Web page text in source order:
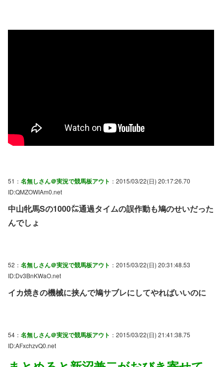
51： 名無しさん＠実況で競馬板アウト ：2015/03/22(日) 20:17:26.70
ID:QMZOWIAm0.net
中山牝馬Sの1000㍍通過タイムの誤作動も鳩のせいだった
んでしょ
52： 名無しさん＠実況で競馬板アウト ：2015/03/22(日) 20:31:48.53
ID:Dv3BnKWaO.net
イカ焼きの機械に挟んで鳩サブレにしてやればいいのに
54： 名無しさん＠実況で競馬板アウト ：2015/03/22(日) 21:41:38.75
ID:AFxchzvQ0.net